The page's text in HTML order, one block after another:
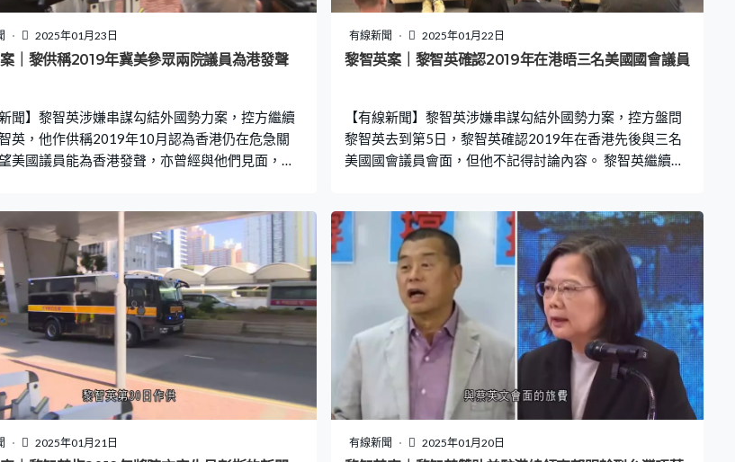
維茲稱對法案的問題源自香港法官郭偉健偏頗的
頓又談及前中聯辦主任駱惠寧。黎智英作供稱同
寧列為制裁目標，講過美國是唯一的救贖，是因
國民主黨政策有影響力的
侵自由有利。 至2020年4月，Mark Simon與美國國安委委
員討論《馬格尼茨基法案》，黎智英作供稱只知道法案關
於制裁，不了解細節，講過美國是唯一的教贖，是因為只
2025年01月23日
｜黎供稱2019年冀美參眾兩院議員為港發聲
新聞】黎智英涉嫌串謀勾結外國勢力案，控方繼續
英，他作供稱2019年10月認為香港仍在危急關
美國議員能為香港發聲，亦曾經與他們見面，但
會面，游說他們支持香港。黎智英在庭上指雖然逃
條例已暫緩，市民仍繼續上街追求基本法賦予的權
是普選，香港正在危急關頭，所以希望美國參眾
港或為香港發聲，當時美國未制定任何法案。 控
年6月美國已有議員提交《香港人權與民主法
使未通過都正按程序制定中，黎智英稱他是外
決定和參與。黎智英又承認是Mark Simon告知他
層將與香港大學生領袖，例如張崑陽見面，亦會
見面，但他不肯定會是特朗普，抑或時任副總統
劃訪美行程期間，黎智英亦在香港與共和黨參議
及前駐港澳總領事史墨客見面，黎智英稱忘記細
有線新聞 2025年01月22日
黎智英案｜黎智英確認2019年在港晤三名美國國會議員
【有線新聞】黎智英涉嫌串謀勾結外國勢力案，控方盤問
黎智英去到第5日，黎智英確認2019年在香港先後與三名
美國國會議員會面，但他不記得討論內容。 黎智英繼續接
價值觀相同的戰爭」，又形容美國有核武，「可以一分鐘
解決他們」。黎智英解釋是比喻，指美國的價值觀有如核
武，他承認視中共為敵人，但他不討厭或憎恨中共。法官
杜麗冰質疑黎智英沒有表明是打比喻，觀眾會以為他站在
美國一方、一同對抗中國，黎智英稱當時已說明是價值觀
之戰，不同意有誤導。 2019年5月，黎智英在《紐約時
報》發表文章，建議美國調查並封鎖中國部分貪污官員的
戶口，並歸還款項予中國。法官李運騰問為何美方要調查
中國貪污，這樣做是制裁抑或給予法律援助，黎智英回答
他沒有特別界定這樣做是法律援助抑或制裁。黎智英又確
認曾經在2019年9至10月，在香港先後跟美國三名國會議
2025年01月21日 有線新聞 2025年01月20日